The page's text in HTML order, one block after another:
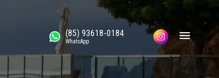
(85) 93618-0184
WhatsApp